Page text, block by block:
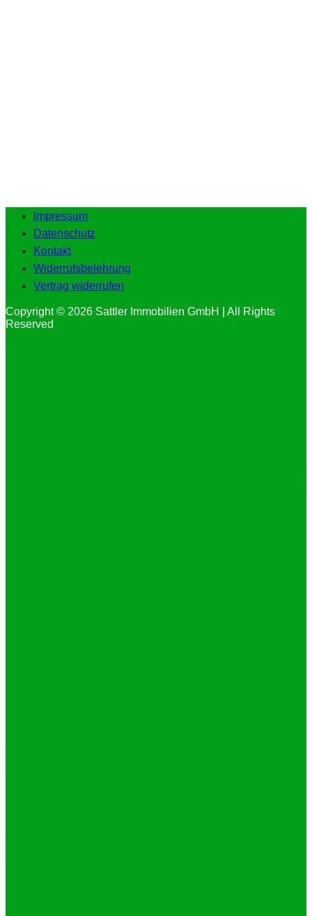
Impressum
Datenschutz
Kontakt
Widerrufsbelehrung
Vertrag widerrufen
Copyright © 2026 Sattler Immobilien GmbH | All Rights
Reserved